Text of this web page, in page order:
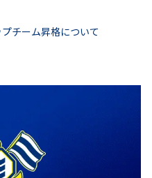
チーム昇格について